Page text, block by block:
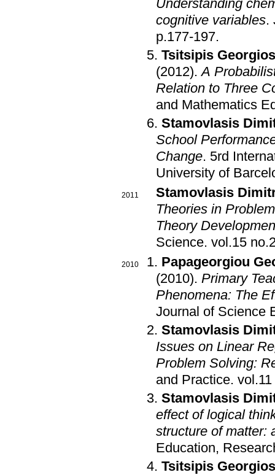
Understanding
cognitive variables.
p.177-197.
Tsitsipis Georgios
(2012).A
Relation to Three
and Mathematics
Stamovlasis
School
Change. 5rd
University of
2011
Stamovlasis
Theories in
Theory
Science.
2010
Papageorgiou
(2010). Primary
Phenomena: The
Journal of Science
Stamovlasis
Issues on Linear
Problem Solving:
and Practice.
Stamovlasis
effect of logical
structure of matter:
Education,
Tsitsipis Georgios